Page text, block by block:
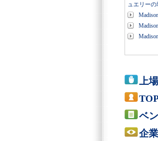
ュエリー
上
ベ
企